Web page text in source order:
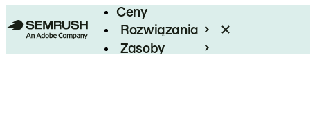
Ceny
Rozwiązania
Zasoby